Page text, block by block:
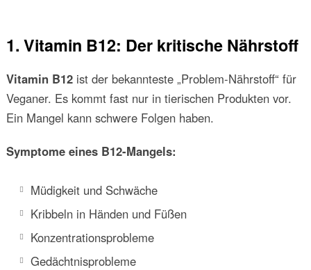
1. Vitamin B12: Der kritische Nährstoff
Vitamin B12ist der bekannteste „Problem-Nährstoff“ für
Veganer. Es kommt fast nur in tierischen Produkten vor.
Ein Mangel kann schwere Folgen haben.
Symptome eines B12-Mangels:
Müdigkeit und Schwäche
Kribbeln in Händen und Füßen
Konzentrationsprobleme
Gedächtnisprobleme